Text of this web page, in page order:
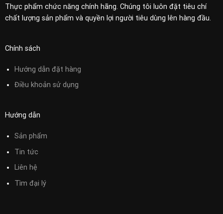
Thực phẩm chức năng chính hãng. Chúng tôi luôn đặt tiêu chí
chất lượng sản phẩm và quyền lợi người tiêu dùng lên hàng đầu.
Chính sách
Hướng dẫn đặt hàng
Điều khoản sử dụng
Hướng dẫn
Sản phẩm
Tin tức
Liên hệ
Tìm đại lý